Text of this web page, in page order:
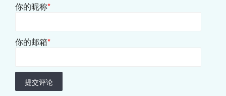
你的昵称*
你的邮箱*
提交评论